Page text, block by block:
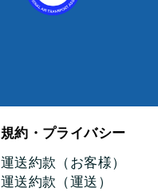
規約・プライバシー
運送約款（お客様）
運送約款（運送）